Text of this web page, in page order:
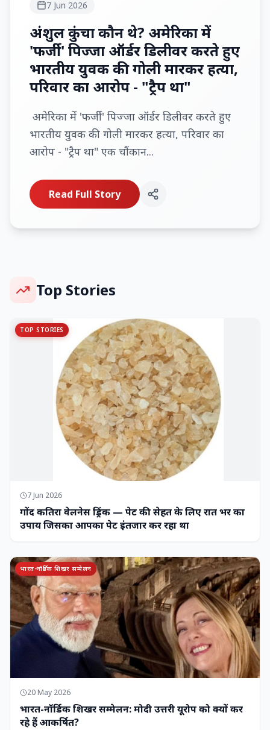
7 Jun 2026
अंशुल कुंचा कौन थे? अमेरिका में
'फर्जी' पिज्जा ऑर्डर डिलीवर करते हुए
भारतीय युवक की गोली मारकर हत्या,
परिवार का आरोप - "ट्रैप था"
अमेरिका में 'फर्जी' पिज्जा ऑर्डर डिलीवर करते हुए
भारतीय युवक की गोली मारकर हत्या, परिवार का
आरोप - "ट्रैप था" एक चौंकान...
Read Full Story
Top Stories
TOP STORIES
7 Jun 2026
गोंद कतिरा वेलनेस ड्रिंक — पेट की सेहत के लिए रात भर का
उपाय जिसका आपका पेट इंतजार कर रहा था
भारत-नॉर्डिक शिखर सम्मेलन
20 May 2026
भारत-नॉर्डिक शिखर सम्मेलन: मोदी उत्तरी यूरोप को क्यों कर
रहे हैं आकर्षित?